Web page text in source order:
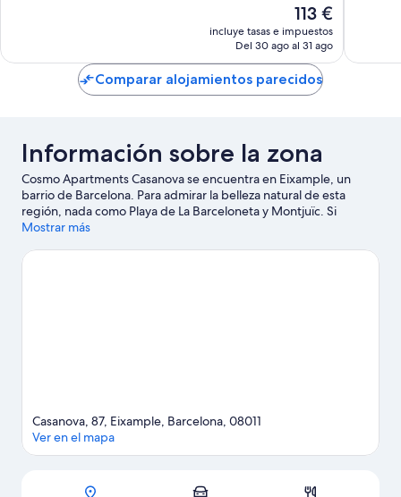
El
precio
actual
de
113 €
113 €
incluye tasas e impuestos
Del 30 ago al 31 ago
Comparar alojamientos parecidos
Información sobre la zona
Cosmo Apartments Casanova se encuentra en Eixample, un
barrio de Barcelona. Para admirar la belleza natural de esta
región, nada como Playa de La Barceloneta y Montjuïc. Si
prefieres dar un toque cultural a tus vacaciones, visita Casa Milà
Puedes consultar el calendario de Camp Nou o Estadio olímpico
Mostrar más
Mapa
Casanova, 87, Eixample, Barcelona, 08011
Ver en el mapa